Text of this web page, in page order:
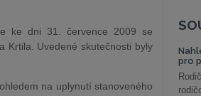
ke dni 31. července 2009 se
Krtila. Uvedené skutečnosti byly
na uplynutí stanoveného
pro